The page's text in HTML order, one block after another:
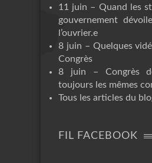
11 juin – Quand les
gouvernement
l’ouvrier.e
8 juin – Quelques
Congrès
8 juin – Congrès
toujours les mêmes
Tous les articles du
FIL FACEBOOK